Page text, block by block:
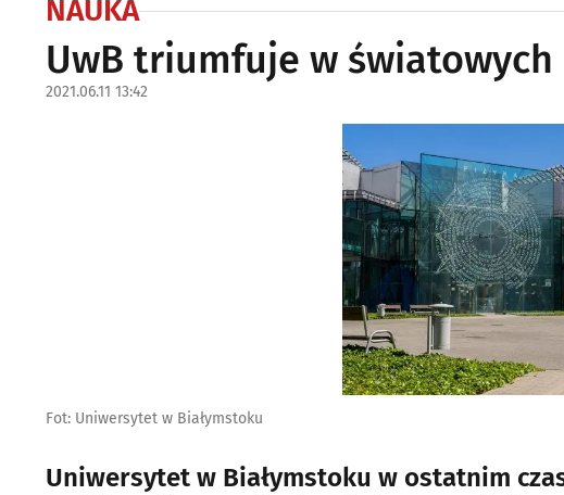
NAUKA
UwB triumfuje w
2021.06.11 13:42
Fot: Uniwersytet w Białymstoku
Uniwersytet w Białymstoku w ostatnim